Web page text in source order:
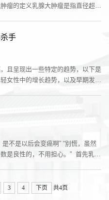
瘤的定义乳腺大肿瘤是指直径超过
响。二、乳腺大肿瘤的危害与症状
体表形成明显的肿块，影响乳房的
手
且呈现出一些特定的趋势，以下是
女性中的增长趋势，以及早期发
和恶性肿瘤。良性肿瘤如乳房纤维
主要是乳腺癌。在全球范围内，乳
不是以后会变癌啊” “别慌，虽然
是良性的，不用担心。” 首先乳腺
大量腺管成分组成时，则称为腺
3 4 下页 共4页